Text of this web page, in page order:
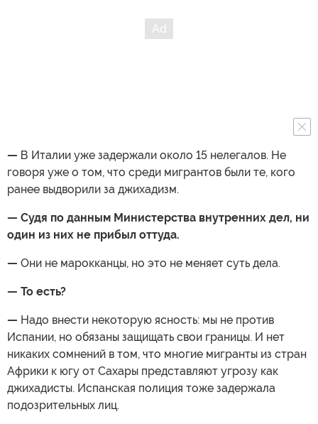
— В Италии уже задержали около 15 нелегалов. Не
говоря уже о том, что среди мигрантов были те, кого
ранее выдворили за джихадизм.
— Судя по данным Министерства внутренних дел, ни
один из них не прибыл оттуда.
— Они не марокканцы, но это не меняет суть дела.
— То есть?
— Надо внести некоторую ясность: мы не против
Испании, но обязаны защищать свои границы. И нет
никаких сомнений в том, что многие мигранты из стран
Африки к югу от Сахары представляют угрозу как
джихадисты. Испанская полиция тоже задержала
подозрительных лиц.